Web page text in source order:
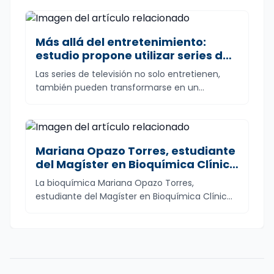
Más allá del entretenimiento:
estudio propone utilizar series de
televisión como recurso
pedagógico en toxicología
Las series de televisión no solo entretienen,
también pueden transformarse en un...
Mariana Opazo Torres, estudiante
del Magíster en Bioquímica Clínica
e Inmunología UdeC, fue
seleccionada para participar en la
São Paulo School of Advanced
La bioquímica Mariana Opazo Torres,
estudiante del Magíster en Bioquímica Clínic...